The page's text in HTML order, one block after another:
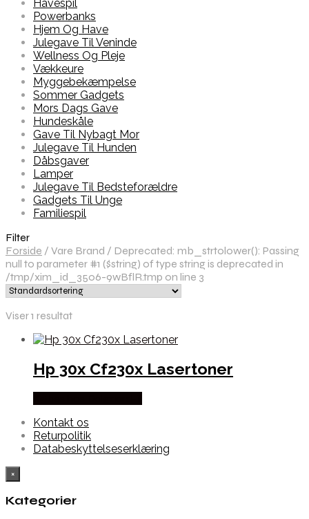
Havespil
Powerbanks
Hjem Og Have
Julegave Til Veninde
Wellness Og Pleje
Vækkeure
Myggebekæmpelse
Sommer Gadgets
Mors Dags Gave
Hundeskåle
Gave Til Nybagt Mor
Julegave Til Hunden
Dåbsgaver
Lamper
Julegave Til Bedsteforældre
Gadgets Til Unge
Familiespil
Filter
Forside / Vare Brand / Deprecated: mb_strtolower(): Passing
null to parameter #1 ($string) of type string is deprecated in
/tmp/xim_id_3506-9wBflR.tmp on line 3
Viser 1 resultat
Hp 30x Cf230x Lasertoner
Kontakt os
Returpolitik
Databeskyttelseserklæring
×
Kategorier